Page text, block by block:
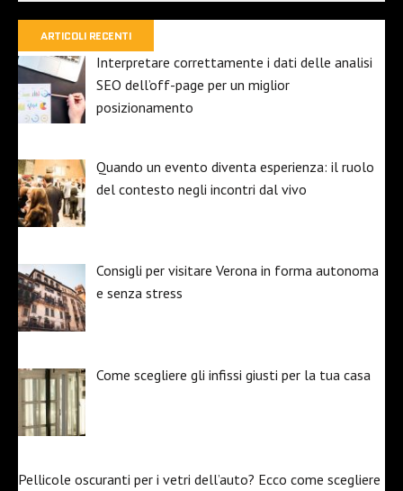
ARTICOLI RECENTI
Interpretare correttamente i dati delle analisi
SEO dell’off-page per un miglior
posizionamento
Quando un evento diventa esperienza: il ruolo
del contesto negli incontri dal vivo
Consigli per visitare Verona in forma autonoma
e senza stress
Come scegliere gli infissi giusti per la tua casa
Pellicole oscuranti per i vetri dell’auto? Ecco come scegliere